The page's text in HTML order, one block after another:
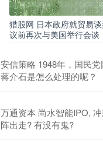
猎股网 日本政府就贸易
议前再次与美国举行会谈
安信策略 1948年，国民
蒋介石是怎么处理的呢？
万通资本 尚水智能IPO,
阵出走? 有没有鬼?